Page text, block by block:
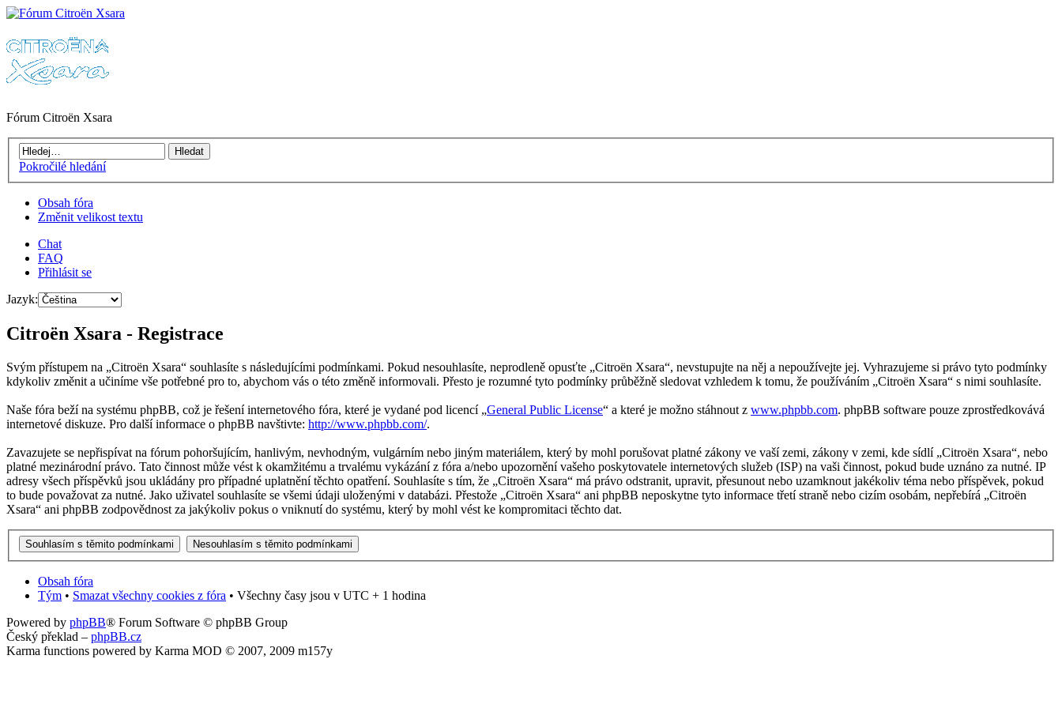
Fórum Citroën Xsara
Pokročilé hledání
Obsah fóra
Změnit velikost textu
Chat
FAQ
Přihlásit se
Jazyk:
Citroën Xsara - Registrace
Svým přístupem na „Citroën Xsara“ souhlasíte s následujícími podmínkami. Pokud nesouhlasíte, neprodleně opusťte „Citroën Xsara“, nevstupujte na něj a nepoužívejte jej. Vyhrazujeme si právo tyto podmínky
kdykoliv změnit a učiníme vše potřebné pro to, abychom vás o této změně informovali. Přesto je rozumné tyto podmínky průběžně sledovat vzhledem k tomu, že používáním „Citroën Xsara“ s nimi souhlasíte.
Naše fóra beží na systému phpBB, což je řešení internetového fóra, které je vydané pod licencí „General Public License“ a které je možno stáhnout z www.phpbb.com. phpBB software pouze zprostředkovává
internetové diskuze. Pro další informace o phpBB navštivte: http://www.phpbb.com/.
Zavazujete se nepřispívat na fórum pohoršujícím, hanlivým, nevhodným, vulgárním nebo jiným materiálem, který by mohl porušovat platné zákony ve vaší zemi, zákony v zemi, kde sídlí „Citroën Xsara“, nebo
platné mezinárodní právo. Tato činnost může vést k okamžitému a trvalému vykázání z fóra a/nebo upozornění vašeho poskytovatele internetových služeb (ISP) na vaši činnost, pokud bude uznáno za nutné. IP
adresy všech příspěvků jsou ukládány pro případné uplatnění těchto opatření. Souhlasíte s tím, že „Citroën Xsara“ má právo odstranit, upravit, přesunout nebo uzamknout jakékoliv téma nebo příspěvek, pokud
to bude považovat za nutné. Jako uživatel souhlasíte se všemi údaji uloženými v databázi. Přestože „Citroën Xsara“ ani phpBB neposkytne tyto informace třetí straně nebo cizím osobám, nepřebírá „Citroën
Xsara“ ani phpBB zodpovědnost za jakýkoliv pokus o vniknutí do systému, který by mohl vést ke kompromitaci těchto dat.
Obsah fóra
Tým • Smazat všechny cookies z fóra • Všechny časy jsou v UTC + 1 hodina
Powered by phpBB® Forum Software © phpBB Group
Český překlad – phpBB.cz
Karma functions powered by Karma MOD © 2007, 2009 m157y